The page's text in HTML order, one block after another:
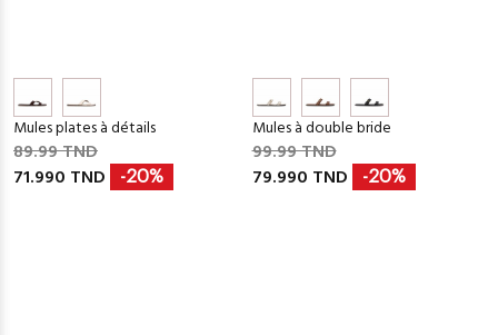
Mules plates à détails
89.99 TND
71.990 TND
-20%
Mules à double bride
99.99 TND
79.990 TND
-20%